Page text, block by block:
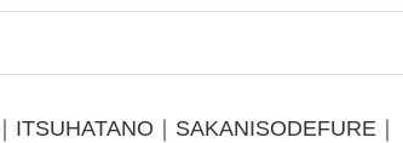
｜SAKANISODEFURE｜